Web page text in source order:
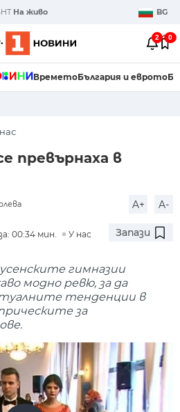
На живо BG
2 0
ВреметоБългария и еврото
превърнаха в
A+ A-
00:34 мин. У нас Запази
гимназии
модно ревю, за да
тенденции в
за